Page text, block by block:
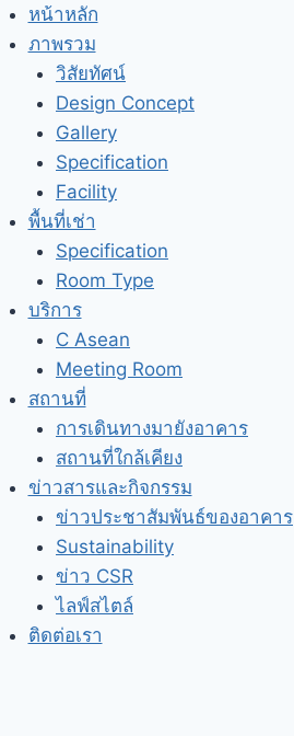
Skip
to
content
หน้าหลัก
ภาพรวม
วิสัยทัศน์
Design Concept
Gallery
Specification
Facility
พื้นที่เช่า
Specification
Room Type
บริการ
C Asean
Meeting Room
สถานที่
การเดินทางมายังอาคาร
สถานที่ใกล้เคียง
ข่าวสารและกิจกรรม
ข่าวประชาสัมพันธ์ของอาคาร
Sustainability
ข่าว CSR
ไลฟ์สไตล์
ติดต่อเรา